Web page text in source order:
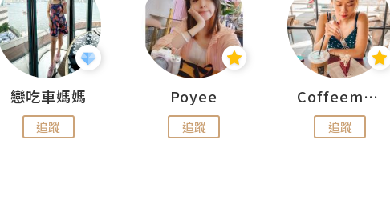
戀吃車媽媽
追蹤
Poyee
追蹤
Coffeemeetjojo
追蹤